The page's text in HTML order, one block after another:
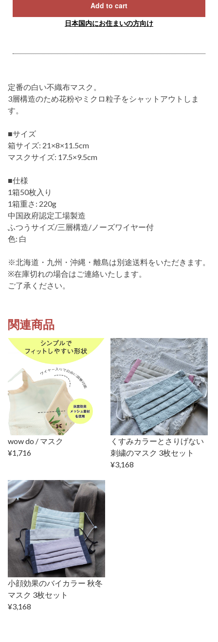
Add to cart
日本国内にお住まいの方向け
定番の白い不織布マスク。
3層構造のため花粉やミクロ粒子をシャットアウトしま
す。
■サイズ
箱サイズ: 21×8×11.5cm
マスクサイズ: 17.5×9.5cm
■仕様
1箱50枚入り
1箱重さ: 220g
中国政府認定工場製造
ふつうサイズ/三層構造/ノーズワイヤー付
色: 白
※北海道・九州・沖縄・離島は別途送料をいただきます。
※在庫切れの場合はご連絡いたします。
ご了承ください。
関連商品
wow do / マスク
¥1,716
くすみカラーとさりげない
刺繍のマスク 3枚セット
¥3,168
小顔効果のバイカラー 秋冬
マスク 3枚セット
¥3,168